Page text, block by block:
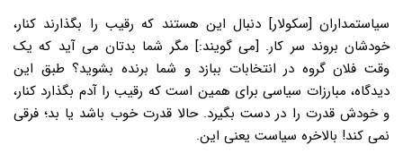
سیاستمداران [ِسکولار] دنبال این هستند که رقیب را بگذارند کنار،
خودشان بروند سر کار. [می گویند:] مگر شما بدتان می آید که یک
وقت فلان گروه در انتخابات ببازد و شما برنده بشوید؟ طبق این
دیدگاه، مبارزات سیاسی برای همین است که رقیب را آدم بگذارد کنار،
و خودش قدرت را در دست بگیرد. حالا قدرت خوب باشد یا بد؛ فرقی
نمی کند! بالاخره سیاست یعنی این.